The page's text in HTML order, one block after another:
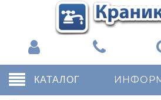
КАТАЛОГ